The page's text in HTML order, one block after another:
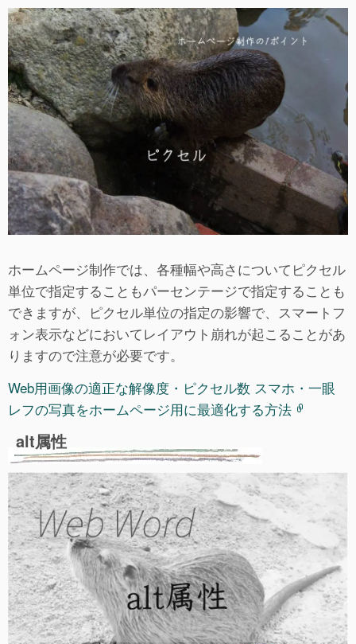
ホームページ制作では、各種幅や高さについてピクセル
単位で指定することもパーセンテージで指定することも
できますが、ピクセル単位の指定の影響で、スマートフ
ォン表示などにおいてレイアウト崩れが起こることがあ
りますので注意が必要です。
Web用画像の適正な解像度・ピクセル数 スマホ・一眼
レフの写真をホームページ用に最適化する方法
alt属性